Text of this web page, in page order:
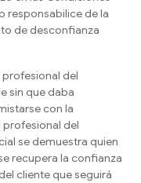
responsabilice de la
de desconfianza
profesional del
sin que daba
con la
profesional del
se demuestra quien
recupera la confianza
cliente que seguirá